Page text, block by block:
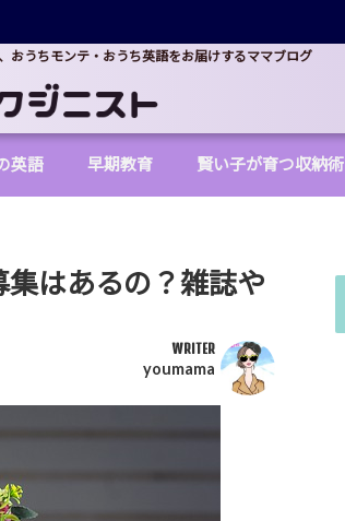
おうちモンテ・おうち英語をお届けするママブログ
英語 早期教育 賢い子が育つ収納術
はあるの？雑誌や
WRITER
youmama